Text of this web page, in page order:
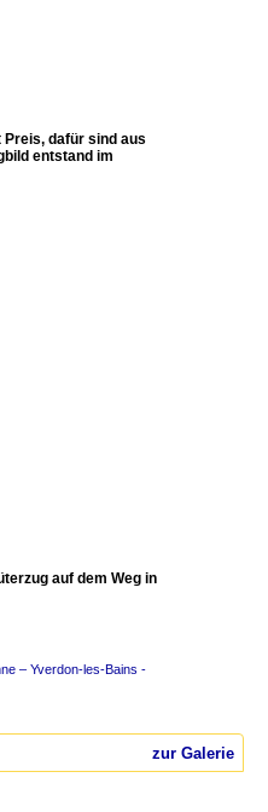
dafür sind aus
entstand im
auf dem Weg in
– Yverdon-les-Bains -
zur Galerie